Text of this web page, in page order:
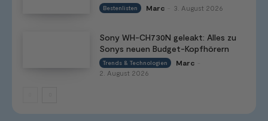
Bestenlisten Marc 3. August 2026
Sony WH-CH730N geleakt: Alles zu
Sonys neuen Budget-Kopfhörern
Trends & Technologien Marc
2. August 2026